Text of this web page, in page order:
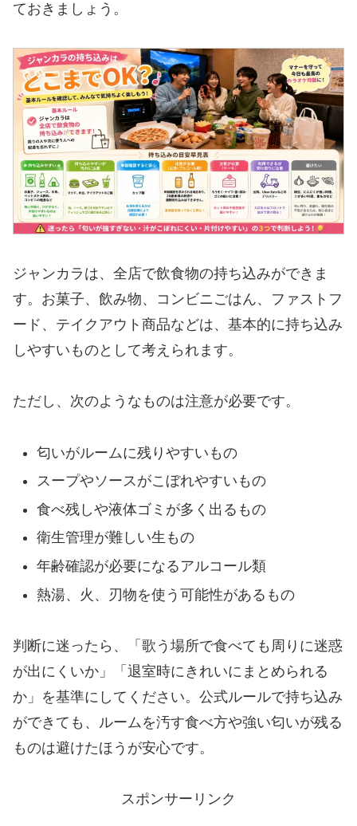
ておきましょう。
ジャンカラは、全店で飲食物の持ち込みができま
す。お菓子、飲み物、コンビニごはん、ファストフ
ード、テイクアウト商品などは、基本的に持ち込み
しやすいものとして考えられます。
ただし、次のようなものは注意が必要です。
匂いがルームに残りやすいもの
スープやソースがこぼれやすいもの
食べ残しや液体ゴミが多く出るもの
衛生管理が難しい生もの
年齢確認が必要になるアルコール類
熱湯、火、刃物を使う可能性があるもの
判断に迷ったら、「歌う場所で食べても周りに迷惑
が出にくいか」「退室時にきれいにまとめられる
か」を基準にしてください。公式ルールで持ち込み
ができても、ルームを汚す食べ方や強い匂いが残る
ものは避けたほうが安心です。
スポンサーリンク